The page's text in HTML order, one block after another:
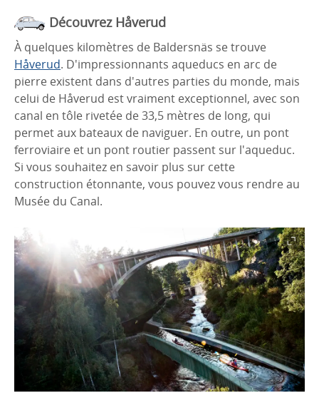
Découvrez Håverud
À quelques kilomètres de Baldersnäs se trouve
Håverud. D'impressionnants aqueducs en arc de
pierre existent dans d'autres parties du monde, mais
celui de Håverud est vraiment exceptionnel, avec son
canal en tôle rivetée de 33,5 mètres de long, qui
permet aux bateaux de naviguer. En outre, un pont
ferroviaire et un pont routier passent sur l'aqueduc.
Si vous souhaitez en savoir plus sur cette
construction étonnante, vous pouvez vous rendre au
Musée du Canal.